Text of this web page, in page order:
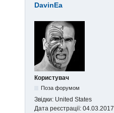
DavinEa
Користувач
Поза форумом
Звідки: United States
Дата реєстрації: 04.03.2017